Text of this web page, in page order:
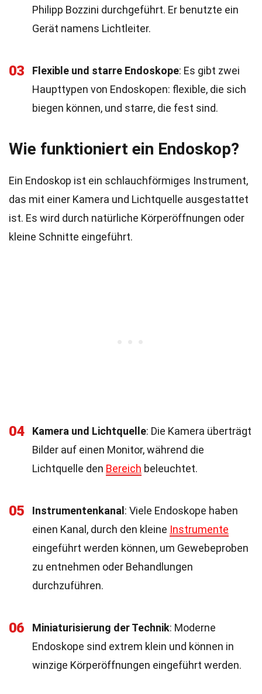
Philipp Bozzini durchgeführt. Er benutzte ein
Gerät namens Lichtleiter.
03 Flexible und starre Endoskope: Es gibt zwei
Haupttypen von Endoskopen: flexible, die sich
biegen können, und starre, die fest sind.
Wie funktioniert ein Endoskop?
Ein Endoskop ist ein schlauchförmiges Instrument,
das mit einer Kamera und Lichtquelle ausgestattet
ist. Es wird durch natürliche Körperöffnungen oder
kleine Schnitte eingeführt.
04 Kamera und Lichtquelle: Die Kamera überträgt
Bilder auf einen Monitor, während die
Lichtquelle den Bereich beleuchtet.
05 Instrumentenkanal : Viele Endoskope haben
einen Kanal, durch den kleine Instrumente
eingeführt werden können, um Gewebeproben
zu entnehmen oder Behandlungen
durchzuführen.
06 Miniaturisierung der Technik: Moderne
Endoskope sind extrem klein und können in
winzige Körperöffnungen eingeführt werden.